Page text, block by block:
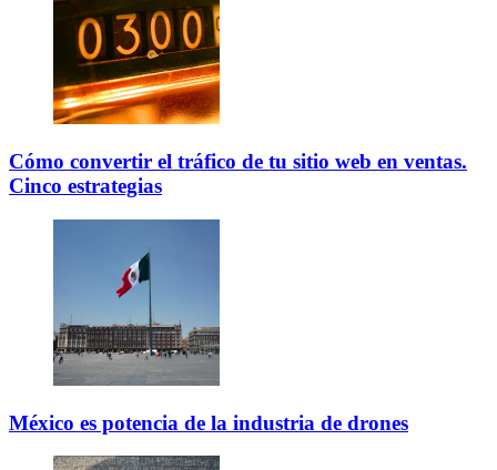
Cómo convertir el tráfico de tu sitio web en ventas.
Cinco estrategias
México es potencia de la industria de drones